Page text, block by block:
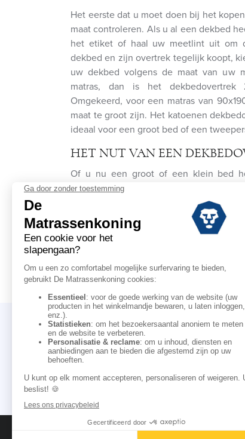
Het eerste dat u moet doen bij het
maat controleren. Als u al een dekbed
het etiket of haal uw meetlint uit om
dekbed en zijn overtrek tegelijk koopt,
uw dekbed volgens de maat van uw
matras, dan is het
Omgekeerd, voor een matras van
maat te groot zijn. Het katoenen
ideaal voor een groot bed of een
HET NUT VAN EEN
Of u nu een groot of een klein bed
dekbedovertrekken hebben om uw
hebben als hoofddoel uw
nachtelijk transpireren. Met een
hoeslaken, dekbedovertrek) houdt u
Bovendien is er niets lekkerder
Matrassenkoning biedt u
DE MATRASSENKONING
Ons verhaal
Onze kennis
Affiliate campagne